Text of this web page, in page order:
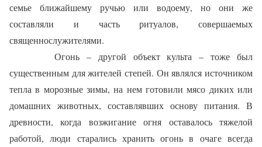
семье ближайшему ручью или водоему, но они же
составляли и часть ритуалов, совершаемых
священнослужителями.
Огонь – другой объект культа – тоже был
существенным для жителей степей. Он являлся источником
тепла в морозные зимы, на нем готовили мясо диких или
домашних животных, составлявших основу питания. В
древности, когда возжигание огня оставалось тяжелой
работой, люди старались хранить огонь в очаге всегда